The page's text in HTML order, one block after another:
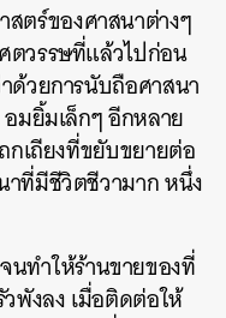
ตร์ของศาสนาต่างๆ
ตวรรษที่แล้วไปก่อน
ด้วยการนับถือศาสนา
มยิ้มเล็กๆ อีกหลาย
กเถียงที่ขยับขยายต่อ
ที่มีชีวิตชีวามาก หนึ่ง
ทำให้ร้านขายของที่
พังลง เมื่อติดต่อให้